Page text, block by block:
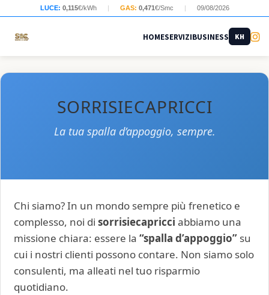
LUCE: 0,115€/kWh | GAS: 0,471€/Smc | 09/08/2026
HOMESERVIZIBUSINESS KH
SORRISIECAPRICCI
La tua spalla d’appoggio, sempre.
Chi siamo? In un mondo sempre più frenetico e
complesso, noi disorrisiecapricci abbiamo una
missione chiara: essere la“spalla d’appoggio” su
cui i nostri clienti possono contare. Non siamo solo
consulenti, ma alleati nel tuo risparmio
quotidiano.